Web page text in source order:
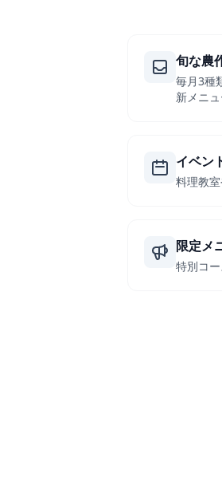
旬な農
毎月3種
新メニ
イベン
料理教
限定メ
特別コ